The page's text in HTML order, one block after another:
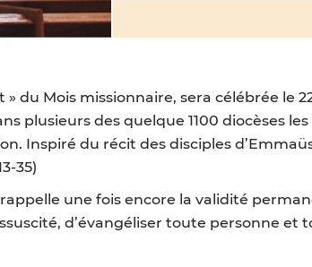
du Mois missionnaire, sera célébrée le
plusieurs des quelque 1100 diocèses
Inspiré du récit des disciples
35)
une fois encore la validité
d’évangéliser toute personne